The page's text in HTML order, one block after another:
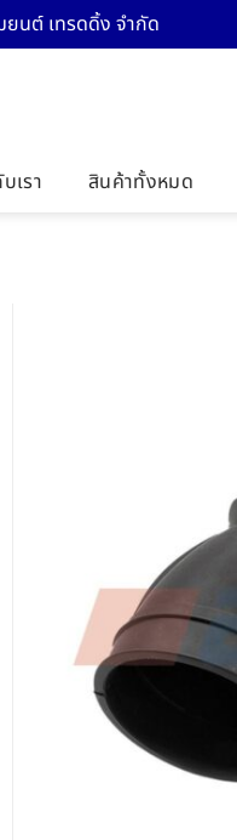
ยนต์ เทรดดิ้ง จำกัด
เรา สินค้าทั้งหมด